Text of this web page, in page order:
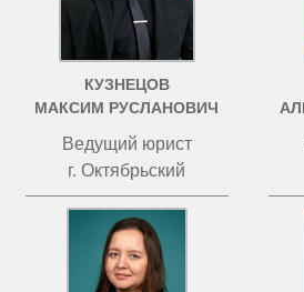
КУЗНЕЦОВ
МАКСИМ РУСЛАНОВИЧ
Ведущий юрист
г. Октябрьский